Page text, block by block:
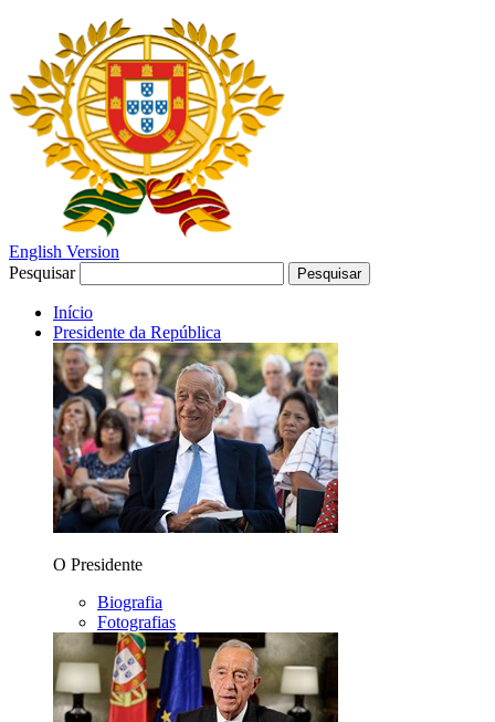
English Version
Pesquisar
Pesquisar
Início
Presidente da República
O Presidente
Biografia
Fotografias